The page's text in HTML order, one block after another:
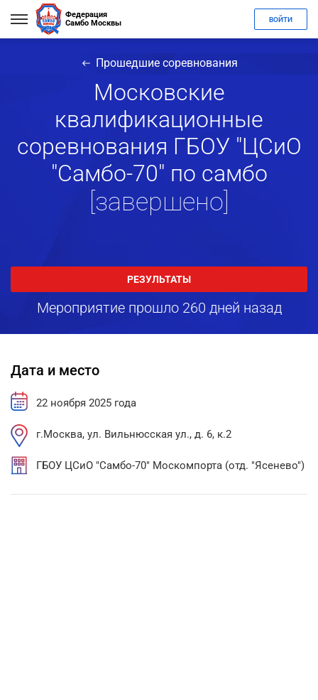
Федерация
Самбо Москвы
ВОЙТИ
Прошедшие соревнования
Московские
квалификационные
соревнования ГБОУ "ЦСиО
"Самбо-70" по самбо
[завершено]
РЕЗУЛЬТАТЫ
Мероприятие прошло 260 дней назад
Дата и место
22 ноября 2025 года
г.Москва, ул. Вильнюсская ул., д. 6, к.2
ГБОУ ЦСиО "Самбо-70" Москомпорта (отд. "Ясенево")